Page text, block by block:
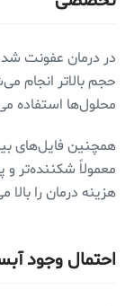
در درمان عفونت
حجم بالاتر انجام
محلول‌ها استفاده
همچنین فایل‌های
معمولاً شکننده‌تر
هزینه درمان را بالا
احتمال وجود